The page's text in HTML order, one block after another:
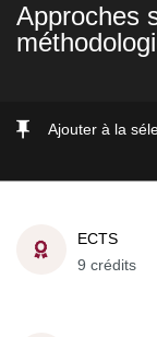
Approches
Ajouter à la
ECTS
9 crédits